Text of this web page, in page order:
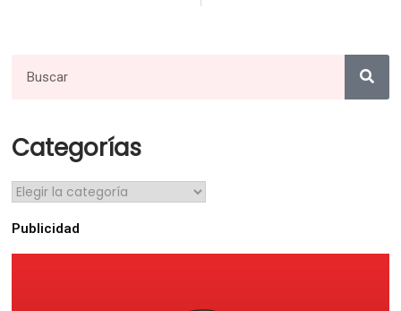
Categorías
Publicidad